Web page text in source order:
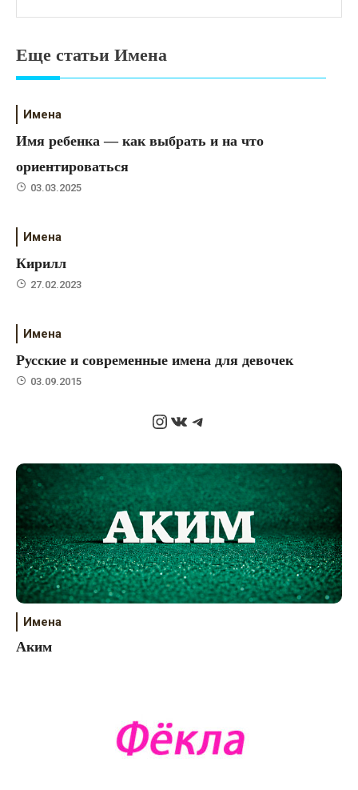
Еще статьи Имена
Имена
Имя ребенка — как выбрать и на что
ориентироваться
03.03.2025
Имена
Кирилл
27.02.2023
Имена
Русские и современные имена для девочек
03.09.2015
Instagram
ВКонтакте
Telegram
Имена
Аким